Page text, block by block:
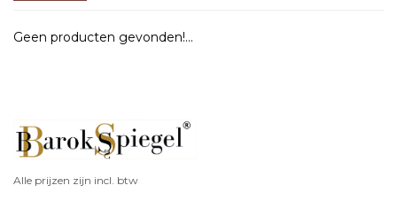
Geen producten gevonden!...
Alle prijzen zijn incl. btw